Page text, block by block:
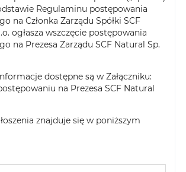
Regulaminu postępowania
na Członka Zarządu Spółki SCF
ogłasza wszczęcie postępowania
na Prezesa Zarządu SCF Natural Sp.
dostępne są w Załączniku:
na Prezesa SCF Natural
znajduje się w poniższym